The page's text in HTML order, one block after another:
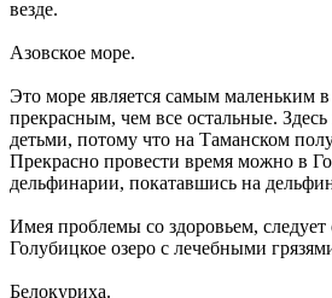
везде.
Азовское море.
Это море является самым маленьким
прекрасным, чем все остальные.
детьми, потому что на Таманском
Прекрасно провести время можно в
дельфинарии, покатавшись на
Имея проблемы со здоровьем, следует
Голубицкое озеро с лечебными
Белокуриха.